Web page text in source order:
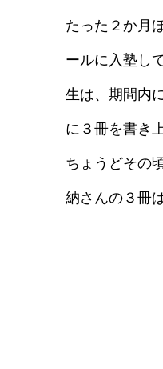
たった２か月
ールに入塾し
生は、期間内
に３冊を書き
ちょうどその
納さんの３冊